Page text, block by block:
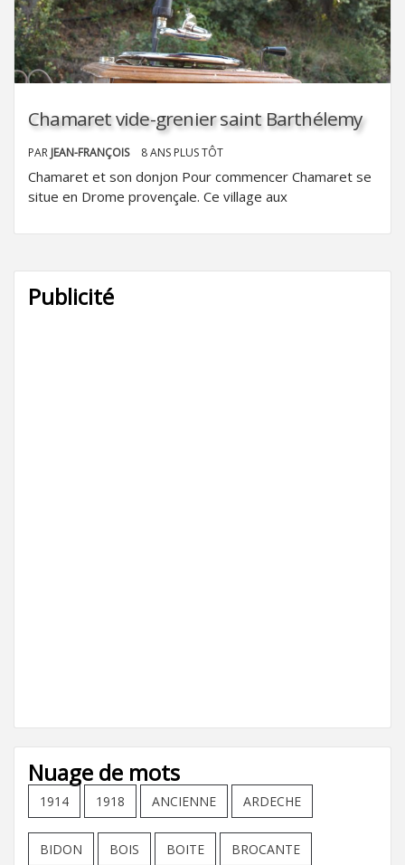
Chamaret vide-grenier saint Barthélemy
PAR JEAN-FRANÇOIS 8 ANS PLUS TÔT
Chamaret et son donjon Pour commencer Chamaret se
situe en Drome provençale. Ce village aux
Publicité
Nuage de mots
1914 1918 ANCIENNE ARDECHE
BIDON BOIS BOITE BROCANTE